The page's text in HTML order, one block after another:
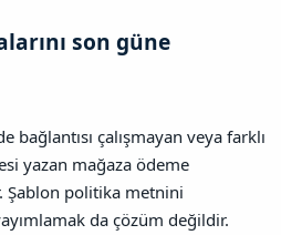
son güne
çalışmayan veya farklı
yazan mağaza ödeme
Şablon politika metnini
da çözüm değildir.